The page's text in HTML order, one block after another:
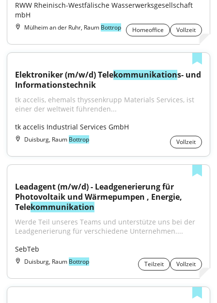
RWW Rheinisch-Westfälische Wasserwerksgesellschaft
mbH
Mülheim an der Ruhr, Raum Bottrop Homeoffice Vollzeit
Elektroniker (m/w/d) Telekommunikations- und
Informationstechnik
tk accelis, ehemals thyssenkrupp Materials Services, ist
einer der weltweit führenden...
tk accelis Industrial Services GmbH
Duisburg, Raum Bottrop Vollzeit
Leadagent (m/w/d) - Leadgenerierung für
Photovoltaik und Wärmepumpen , Energie,
Telekommunikation
Werde Teil unseres Teams und unterstütze uns bei der
Leadgenerierung für verschiedene Unternehmen....
SebTeb
Duisburg, Raum Bottrop Teilzeit Vollzeit